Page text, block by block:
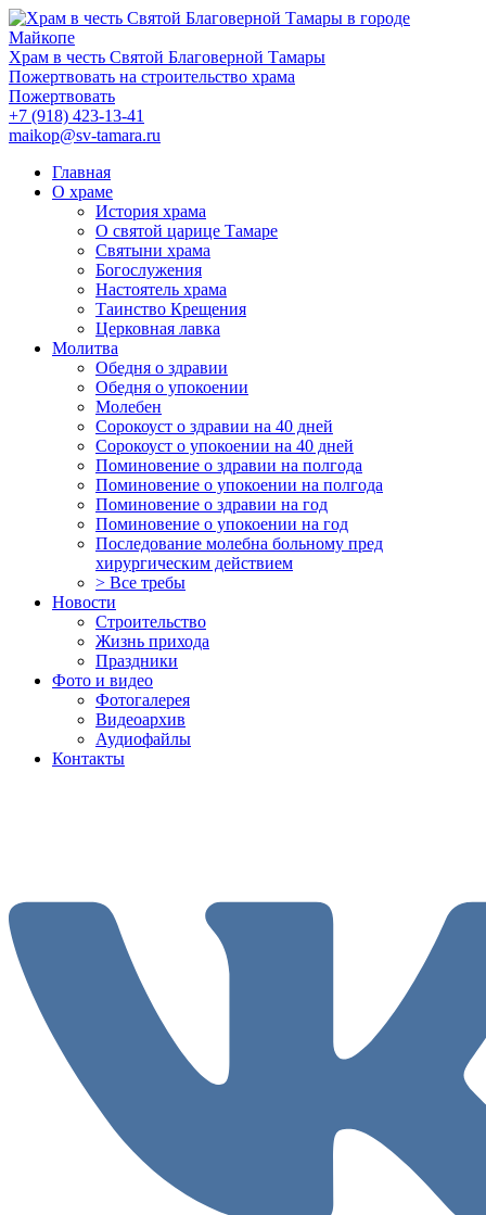
Храм в честь Святой Благоверной Тамары
Пожертвовать на строительство храма
Пожертвовать
+7 (918) 423-13-41
maikop@sv-tamara.ru
Главная
О храме
История храма
О святой царице Тамаре
Святыни храма
Богослужения
Настоятель храма
Таинство Крещения
Церковная лавка
Молитва
Обедня о здравии
Обедня о упокоении
Молебен
Сорокоуст о здравии на 40 дней
Сорокоуст о упокоении на 40 дней
Поминовение о здравии на полгода
Поминовение о упокоении на полгода
Поминовение о здравии на год
Поминовение о упокоении на год
Последование молебна больному пред
хирургическим действием
> Все требы
Новости
Строительство
Жизнь прихода
Праздники
Фото и видео
Фотогалерея
Видеоархив
Аудиофайлы
Контакты